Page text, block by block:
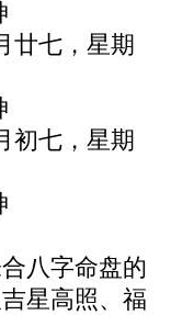
廿七，星期
初七，星期
八字命盘的
星高照、福